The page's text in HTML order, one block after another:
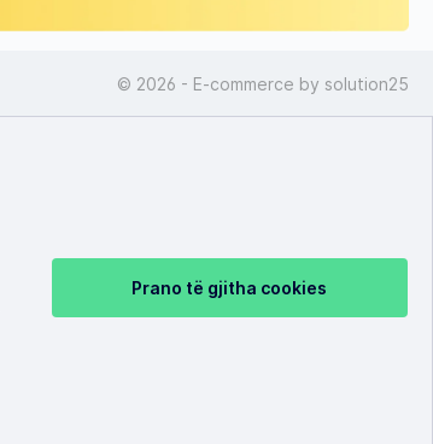
© 2026 - E-commerce by solution25
Prano të gjitha cookies